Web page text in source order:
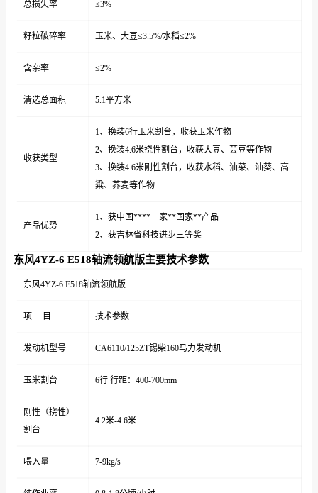
总损失率 ≤3%
籽粒破碎率 玉米、大豆≤3.5%/水稻≤2%
含杂率 ≤2%
清选总面积 5.1平方米
收获类型
1、换装6行玉米割台，收获玉米作物
2、换装4.6米挠性割台，收获大豆、芸豆等作物
3、换装4.6米刚性割台，收获水稻、油菜、油葵、高
粱、荞麦等作物
产品优势
1、获中国****一家**国家**产品
2、获吉林省科技进步三等奖
东风4YZ-6 E518轴流领航版主要技术参数
东风4YZ-6 E518轴流领航版
项 目 技术参数
发动机型号 CA6110/125ZT锡柴160马力发动机
玉米割台 6行 行距：400-700mm
刚性（挠性）
割台
4.2米-4.6米
喂入量 7-9kg/s